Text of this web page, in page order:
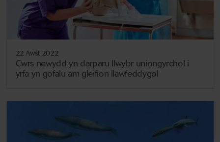
22 Awst 2022
Cwrs newydd yn darparu llwybr uniongyrchol i
yrfa yn gofalu am gleifion llawfeddygol